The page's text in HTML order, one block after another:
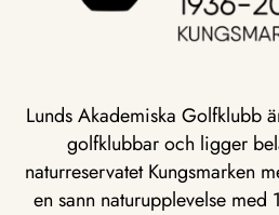
Lunds Akademiska Golfklubb
golfklubbar och ligger
naturreservatet Kungsmarken
en sann naturupplevelse med